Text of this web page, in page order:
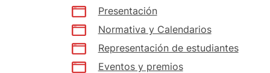
Presentación
Normativa y Calendarios
Representación de estudiantes
Eventos y premios